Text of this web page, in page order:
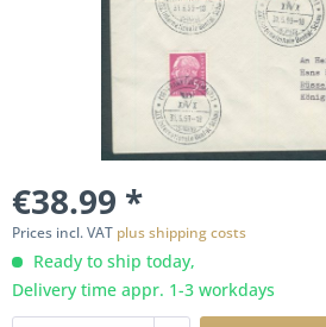
€38.99 *
Prices incl. VAT plus shipping costs
Ready to ship today,
Delivery time appr. 1-3 workdays